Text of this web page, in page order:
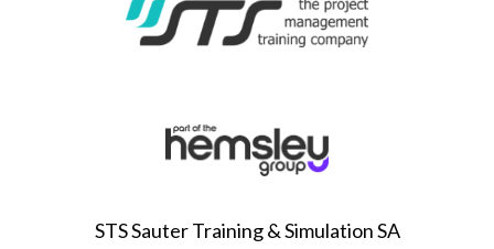
STS Sauter Training & Simulation SA